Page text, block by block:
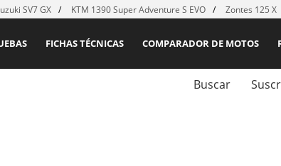
SV7 GX KTM 1390 Super Adventure S EVO Zontes 125 X
COMPARADOR DE MOTOS
FICHAS TÉCNICAS
Buscar